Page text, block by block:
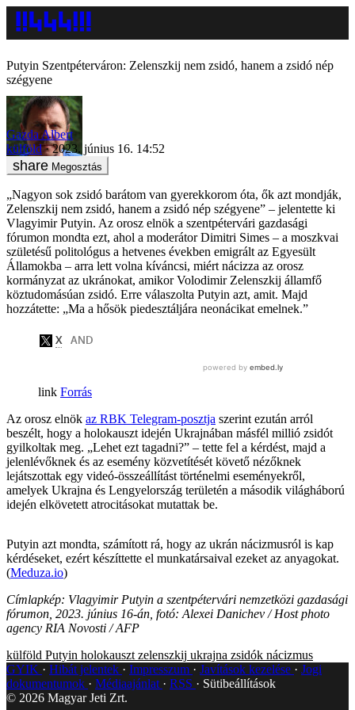
Putyin Szentpéterváron: Zelenszkij nem zsidó, hanem a zsidó nép
szégyene
Gazda Albert
külföld
2023. június 16. 14:52
Megosztás
„Nagyon sok zsidó barátom van gyerekkorom óta, ők azt mondják,
Zelenszkij nem zsidó, hanem a zsidó nép szégyene” – jelentette ki
Vlagyimir Putyin. Az orosz elnök a szentpétervári gazdasági
fórumon mondta ezt, ahol a moderátor Dimitri Simes – a moszkvai
születésű politológus a hetvenes években emigrált az Egyesült
Államokba – arra lett volna kíváncsi, miért nácizza az orosz
kormányzat az ukránokat, amikor Volodimir Zelenszkij államfő
köztudomásúan zsidó. Erre válaszolta Putyin azt, amit. Majd
hozzátette: „Ma a hősök piedesztáljára neonácikat emelnek.”
Forrás
Az orosz elnök az RBK Telegram-posztja szerint ezután arról
beszélt, hogy a holokauszt idején Ukrajnában másfél millió zsidót
gyilkoltak meg. „Lehet ezt tagadni?” – tette fel a kérdést, majd a
jelenlévőknek és az esemény közvetítését követő nézőknek
lejátszottak egy videó-összeállítást történelmi eseményekről,
amelyek Ukrajna és Lengyelország területén a második világháború
idején elkövetett atrocitásokat mutattak be.
Putyin azt mondta, számított rá, hogy az ukrán nácizmusról is kap
kérdéseket, ezért készíttette el munkatársaival ezeket az anyagokat.
(Meduza.io)
Címlapkép: Vlagyimir Putyin a szentpétervári nemzetközi gazdasági
fórumon, 2023. június 16-án, fotó: Alexei Danichev / Host photo
agency RIA Novosti / AFP
külföld Putyin holokauszt zelenszkij ukrajna zsidók nácizmus
GYIK
Hibát jelentek Impresszum Javítások kezelése
Jogi
dokumentumok
Médiaajánlat RSS
Sütibeállítások
© 2026 Magyar Jeti Zrt.